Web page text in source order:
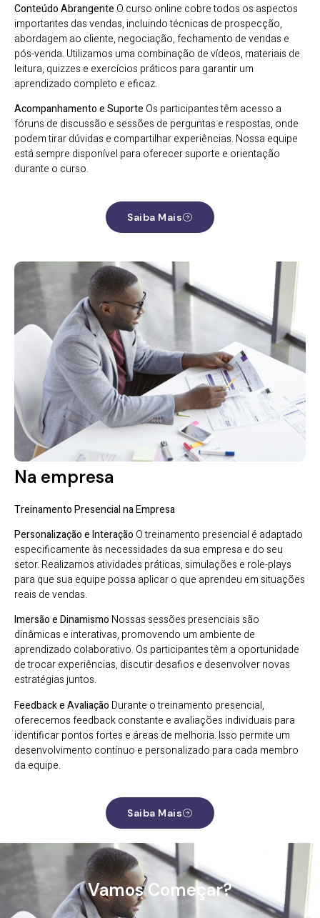
Conteúdo Abrangente O curso online cobre todos os aspectos
importantes das vendas, incluindo técnicas de prospecção,
abordagem ao cliente, negociação, fechamento de vendas e
pós-venda. Utilizamos uma combinação de vídeos, materiais de
leitura, quizzes e exercícios práticos para garantir um
aprendizado completo e eficaz.
Acompanhamento e Suporte Os participantes têm acesso a
fóruns de discussão e sessões de perguntas e respostas, onde
podem tirar dúvidas e compartilhar experiências. Nossa equipe
está sempre disponível para oferecer suporte e orientação
durante o curso.
Saiba Mais
Na empresa
Treinamento Presencial na Empresa
Personalização e Interação O treinamento presencial é adaptado
especificamente às necessidades da sua empresa e do seu
setor. Realizamos atividades práticas, simulações e role-plays
para que sua equipe possa aplicar o que aprendeu em situações
reais de vendas.
Imersão e Dinamismo Nossas sessões presenciais são
dinâmicas e interativas, promovendo um ambiente de
aprendizado colaborativo. Os participantes têm a oportunidade
de trocar experiências, discutir desafios e desenvolver novas
estratégias juntos.
Feedback e Avaliação Durante o treinamento presencial,
oferecemos feedback constante e avaliações individuais para
identificar pontos fortes e áreas de melhoria. Isso permite um
desenvolvimento contínuo e personalizado para cada membro
da equipe.
Saiba Mais
Vamos Começar?